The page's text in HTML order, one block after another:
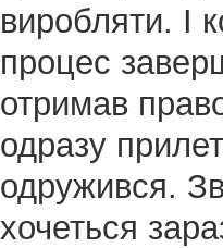
виробляти. І
процес
отримав
одразу
одружився.
хочеться